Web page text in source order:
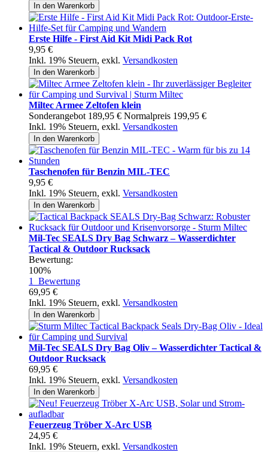
In den Warenkorb
Erste Hilfe - First Aid Kit Midi Pack Rot
9,95 €
Inkl. 19% Steuern, exkl. Versandkosten
In den Warenkorb
Miltec Armee Zeltofen klein
Sonderangebot 189,95 € Normalpreis 199,95 €
Inkl. 19% Steuern, exkl. Versandkosten
In den Warenkorb
Taschenofen für Benzin MIL-TEC
9,95 €
Inkl. 19% Steuern, exkl. Versandkosten
In den Warenkorb
Mil-Tec SEALS Dry Bag Schwarz – Wasserdichter
Tactical & Outdoor Rucksack
Bewertung:
100%
1 Bewertung
69,95 €
Inkl. 19% Steuern, exkl. Versandkosten
In den Warenkorb
Mil-Tec SEALS Dry Bag Oliv – Wasserdichter Tactical &
Outdoor Rucksack
69,95 €
Inkl. 19% Steuern, exkl. Versandkosten
In den Warenkorb
Feuerzeug Tröber X-Arc USB
24,95 €
Inkl. 19% Steuern, exkl. Versandkosten